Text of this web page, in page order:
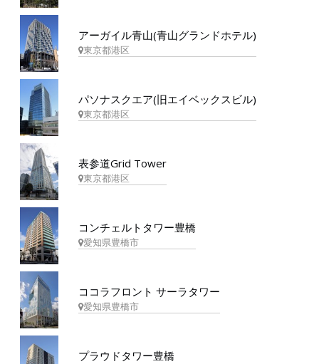
アーガイル青山(青山グランドホテル)
東京都港区
パソナスクエア(旧エイベックスビル)
東京都港区
表参道Grid Tower
東京都港区
コンチェルトタワー豊橋
愛知県豊橋市
ココラフロント サーラタワー
愛知県豊橋市
プラウドタワー豊橋